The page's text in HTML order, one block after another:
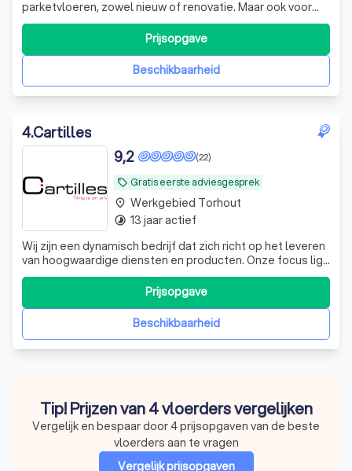
parketvloeren, zowel nieuw of renovatie. Maar ook voor
laminaat of klik pvc, houten terrassen, traprenovatie,
uitbekleden van betonnen trappen, gevelbekleding of
vernieuwe van jouw oversteek kan je bij mij terecht.
Daarnaast doe ik ook tal van an
Beschikbaarheid
Prijsopgave
4.Cartilles
local_offer Gratis eerste adviesgesprek
(22)
9,2
Wij zijn een dynamisch bedrijf dat zich richt op het leveren
van hoogwaardige diensten en producten. Onze focus ligt
op het creëren van een naadloze ervaring voor onze
klanten, waarbij we gebruik maken van geavanceerde
technologieën en innovatieve oplossingen. We streven
ernaar om de verwachtingen v
Beschikbaarheid
Prijsopgave
place Werkgebied Torhout
timelapse 13 jaar actief
Tip! Prijzen van 4 vloerders vergelijken
Vergelijk en bespaar door 4 prijsopgaven van de beste
vloerders aan te vragen
Vergelijk prijsopgaven